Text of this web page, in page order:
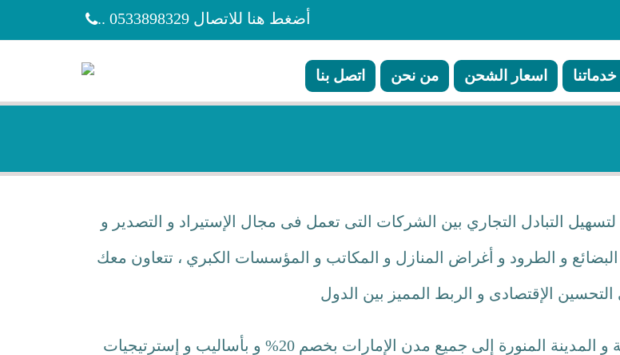
.. 0533898329 أضغط هنا للاتصال
خدماتنا اسعار الشحن من نحن اتصل بنا
التبادل التجاري بين الشركات التى تعمل فى مجال الإستيراد و التصدير و
و الطرود و أغراض المنازل و المكاتب و المؤسسات الكبري ، تتعاون معك
الإقتصادى و الربط المميز بين الدول
إمكانية الشحن من كافه مدن المملكة الرياض و جدة و مكة و المدينة المنورة إلى جميع مدن الإمارات بخصم 20% و بأساليب و إسترتيجيات